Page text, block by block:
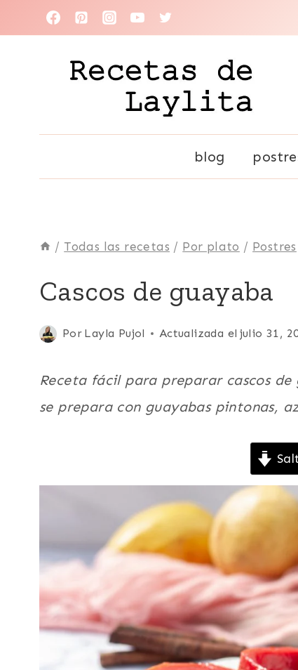
al
blog
/ Todas las recetas / Por plato / Postres
|
FRUTAS
|
Cascos de guayaba
Por Layla Pujol
Publicada
diciembre 8, 2021
Actualizada el julio 31,
Receta fácil para preparar cascos
se prepara con guayabas pintonas,